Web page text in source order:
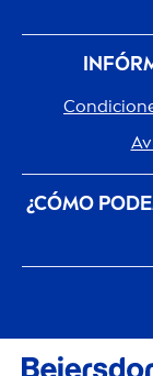
¿CÓMO
Descubre
Cómo
Las últimas